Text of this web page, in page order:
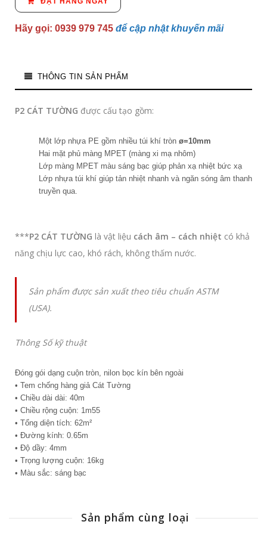
Hãy gọi: 0939 979 745 để cập nhật khuyến mãi
THÔNG TIN SẢN PHẨM
P2 CÁT TƯỜNG được cấu tạo gồm:
Một lớp nhựa PE gồm nhiều túi khí tròn ø=10mm
Hai mặt phủ màng MPET (màng xi mạ nhôm)
Lớp màng MPET màu sáng bạc giúp phản xạ nhiệt bức xạ
Lớp nhựa túi khí giúp tản nhiệt nhanh và ngăn sóng âm thanh
truyền qua.
***P2 CÁT TƯỜNG là vật liệu cách âm – cách nhiệt có khả
năng chịu lực cao, khó rách, không thấm nước.
Sản phẩm được sản xuất theo tiêu chuẩn ASTM
(USA).
Thông Số kỹ thuật
Đóng gói dạng cuộn tròn, nilon bọc kín bên ngoài
• Tem chống hàng giả Cát Tường
• Chiều dài dài: 40m
• Chiều rộng cuộn: 1m55
• Tổng diện tích: 62m²
• Đường kính: 0.65m
• Độ dầy: 4mm
• Trọng lượng cuộn: 16kg
• Màu sắc: sáng bạc
Sản phẩm cùng loại